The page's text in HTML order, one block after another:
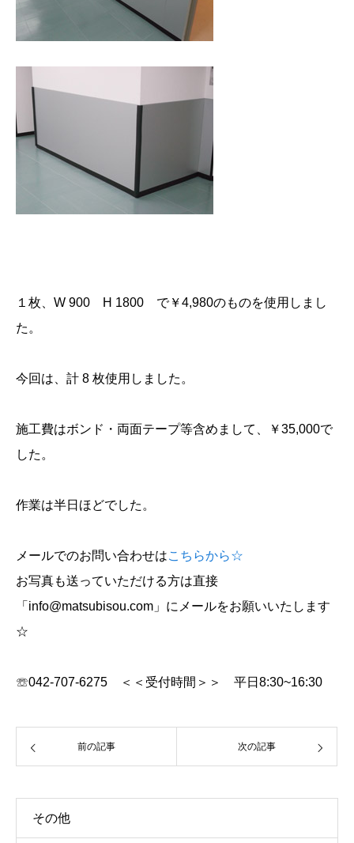
１枚、W 900 H 1800 で￥4,980のものを使用しまし
た。
今回は、計 8 枚使用しました。
施工費はボンド・両面テープ等含めまして、￥35,000で
した。
作業は半日ほどでした。
メールでのお問い合わせはこちらから☆
お写真も送っていただける方は直接
「info@matsubisou.com」にメールをお願いいたします
☆
☏042-707-6275 ＜＜受付時間＞＞ 平日8:30~16:30
前の記事 次の記事
その他